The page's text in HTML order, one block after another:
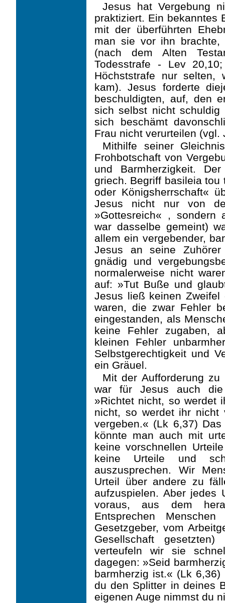
Jesus hat Vergebung
praktiziert. Ein bekanntes
mit der überführten
man sie vor ihn
(nach dem Alten
Todesstrafe - Lev
Höchststrafe nur selten,
kam). Jesus forderte
beschuldigten, auf, den
sich selbst nicht schuldig
sich beschämt
Frau nicht verurteilen (vgl.
Mithilfe seiner
Frohbotschaft von
und Barmherzigkeit.
griech. Begriff basileia tou
oder Königsherrschaft«
Jesus nicht nur von
»Gottesreich« , sondern
war dasselbe gemeint)
allem ein vergebender,
Jesus an seine
gnädig und
normalerweise nicht
auf: »Tut Buße und
Jesus ließ keinen
waren, die zwar Fehler
eingestanden, als
keine Fehler zugaben,
kleinen Fehler
Selbstgerechtigkeit und
ein Gräuel.
Mit der Aufforderung
war für Jesus auch die
»Richtet nicht, so werdet
nicht, so werdet ihr nicht
vergeben.« (Lk 6,37)
könnte man auch mit
keine vorschnellen
keine Urteile und
auszusprechen. Wir
Urteil über andere zu
aufzuspielen. Aber jedes
voraus, aus dem
Entsprechen
Gesetzgeber, vom
Gesellschaft gesetzten)
verteufeln wir sie
dagegen: »Seid
barmherzig ist.« (Lk
du den Splitter in deines
eigenen Auge nimmst du